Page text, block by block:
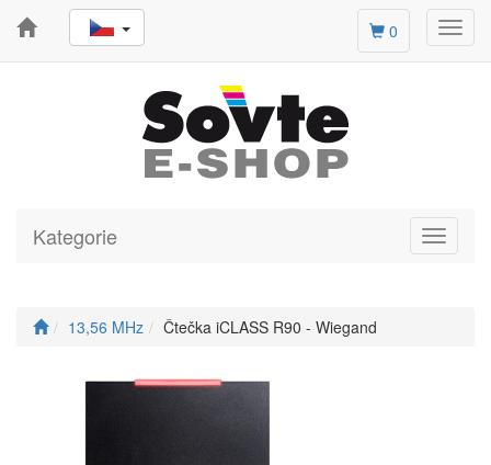
0
Toggle
Kategorie
13,56 MHz Čtečka iCLASS R90 - Wiegand